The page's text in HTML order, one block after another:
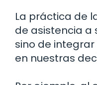
La práctica de
de asistencia a
sino de
en nuestras